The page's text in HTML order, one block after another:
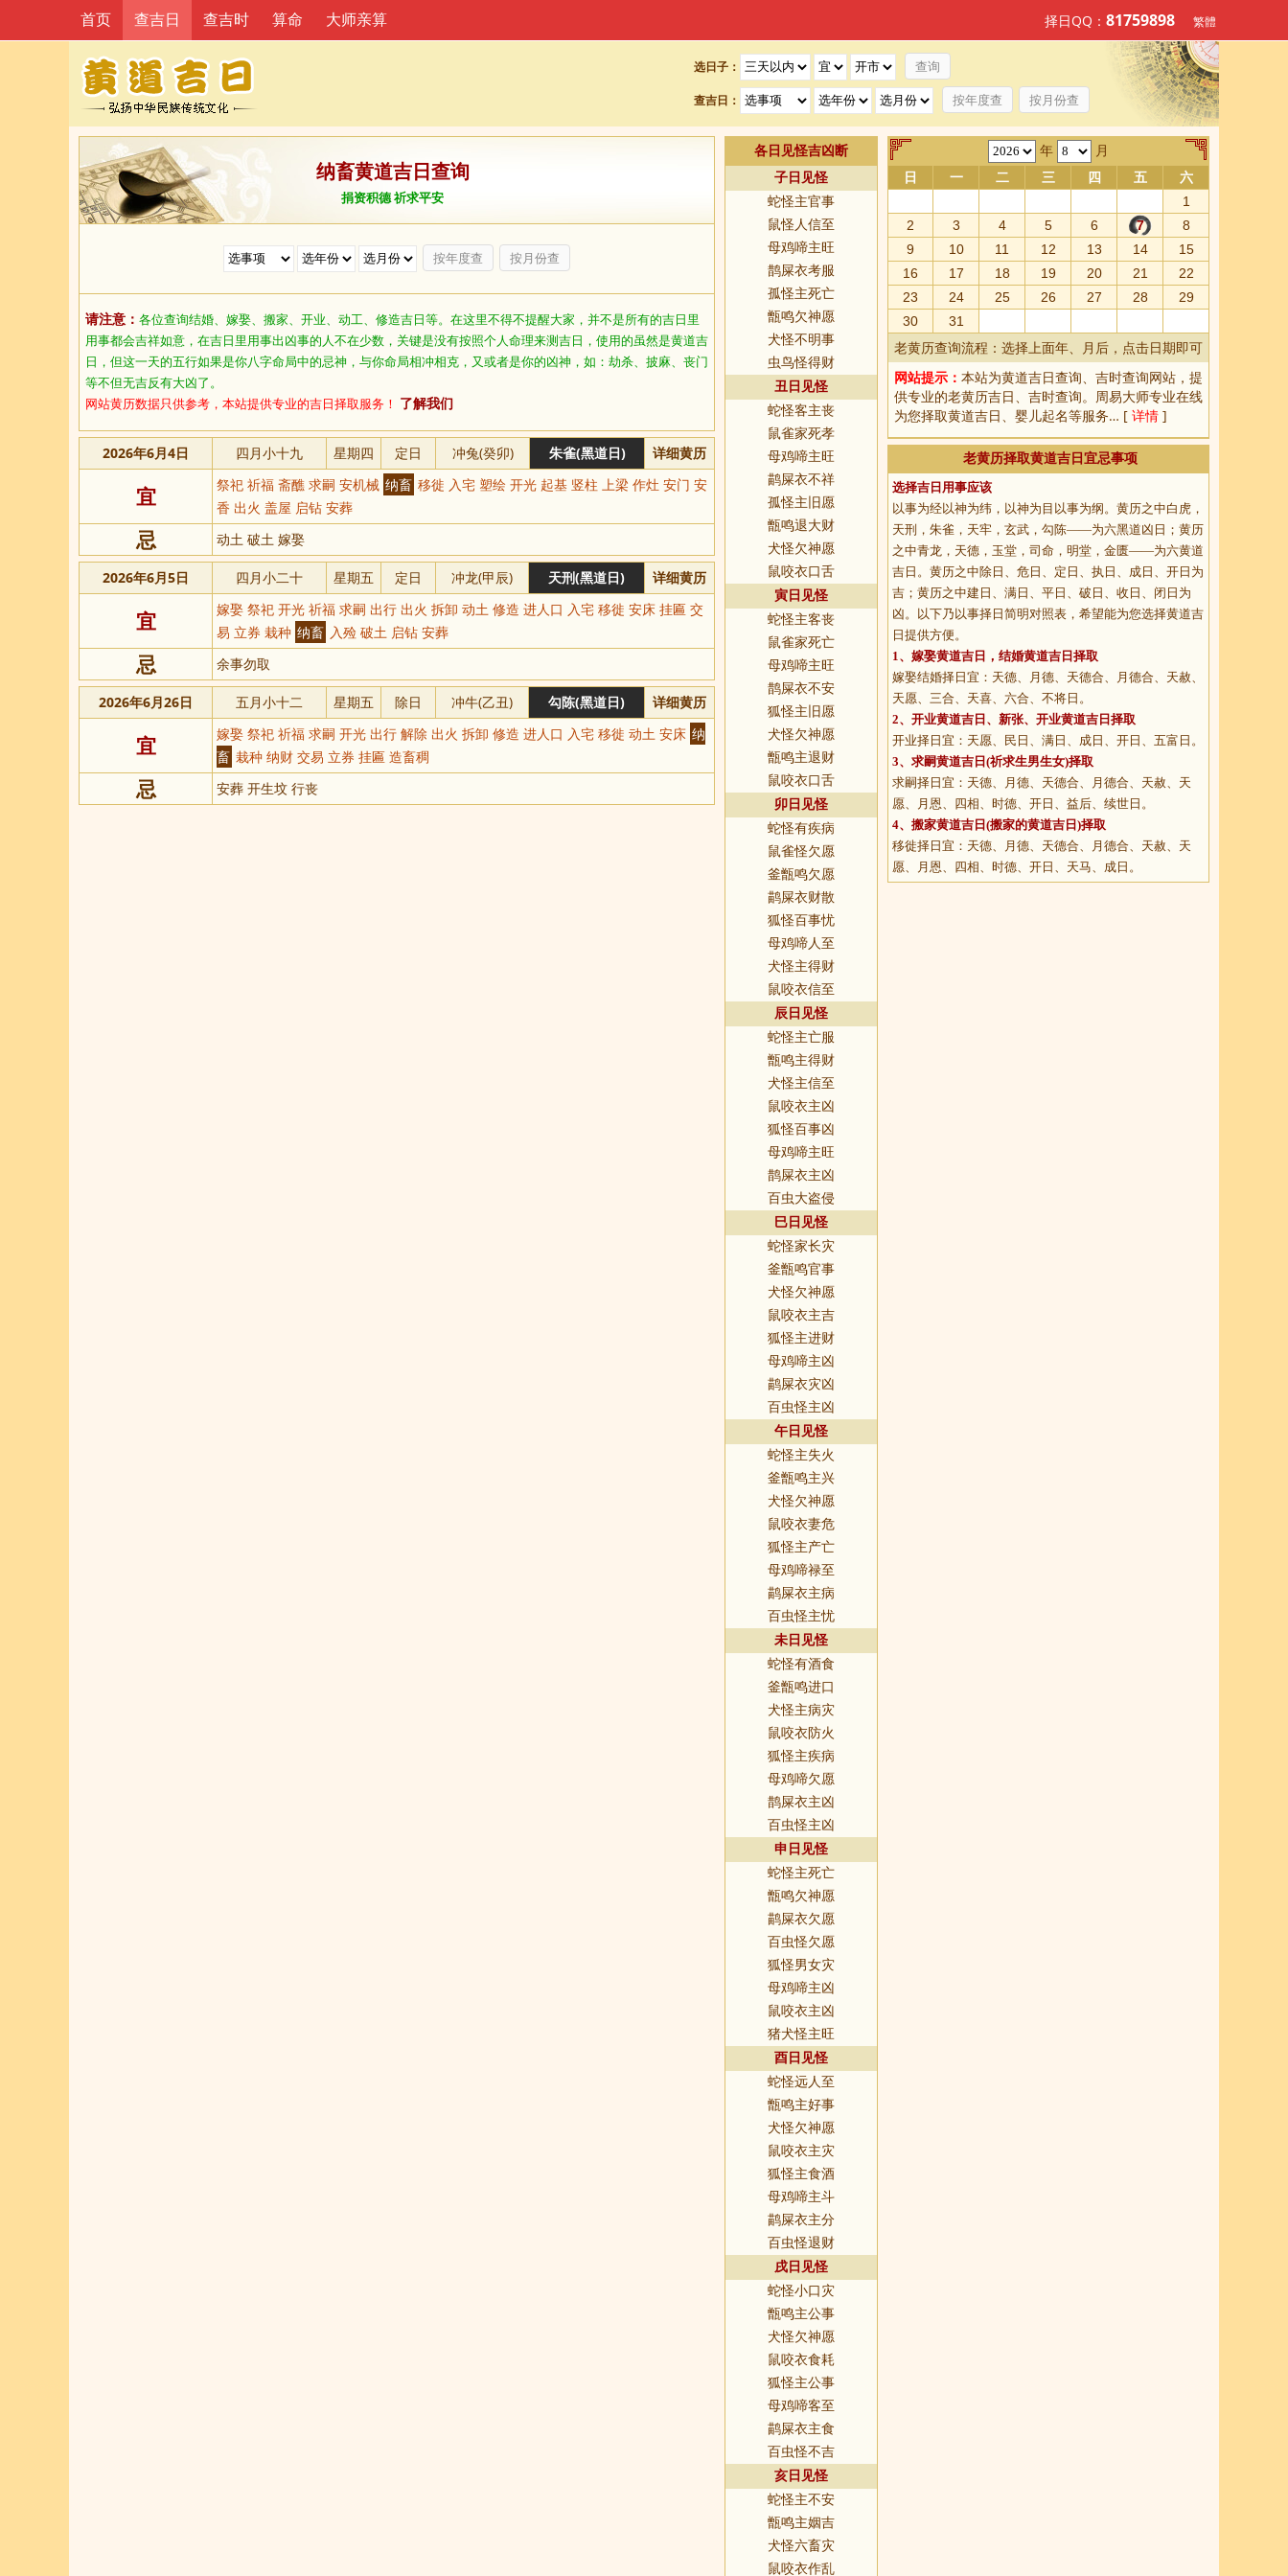
选日子：
查吉日： 按年度查 按月份查
首页 查吉日 查吉时 算命 大师亲算 择日QQ： 81759898 繁體
纳畜黄道吉日查询
捐资积德 祈求平安
按年度查 按月份查
请注意： 各位查询结婚、嫁娶、搬家、开业、动工、修造吉日等。在这里不得不提醒大家，并不是所有的吉日里
用事都会吉祥如意，在吉日里用事出凶事的人不在少数，关键是没有按照个人命理来测吉日，使用的虽然是黄道吉
日，但这一天的五行如果是你八字命局中的忌神，与你命局相冲相克，又或者是你的凶神，如：劫杀、披麻、丧门
等不但无吉反有大凶了。
网站黄历数据只供参考，本站提供专业的吉日择取服务！ 了解我们
2026年6月4日 四月小十九 星期四 定日 冲兔(癸卯) 朱雀(黑道日) 详细黄历
宜 祭祀 祈福 斋醮 求嗣 安机械 纳畜 移徙 入宅 塑绘 开光 起基 竖柱 上梁 作灶 安门 安
香 出火 盖屋 启钻 安葬
忌 动土 破土 嫁娶
2026年6月5日 四月小二十 星期五 定日 冲龙(甲辰) 天刑(黑道日) 详细黄历
宜
嫁娶 祭祀 开光 祈福 求嗣 出行 出火 拆卸 动土 修造 进人口 入宅 移徙 安床 挂匾 交
易 立券 栽种 纳畜 入殓 破土 启钻 安葬
忌 余事勿取
2026年6月26日 五月小十二 星期五 除日 冲牛(乙丑) 勾陈(黑道日) 详细黄历
宜 嫁娶 祭祀 祈福 求嗣 开光 出行 解除 出火 拆卸 修造 进人口 入宅 移徙 动土 安床 纳
畜 栽种 纳财 交易 立券 挂匾 造畜稠
忌 安葬 开生坟 行丧
各日见怪吉凶断
子日见怪
蛇怪主官事
鼠怪人信至
母鸡啼主旺
鹊屎衣考服
孤怪主死亡
甑鸣欠神愿
犬怪不明事
虫鸟怪得财
丑日见怪
蛇怪客主丧
鼠雀家死孝
母鸡啼主旺
鹋屎衣不祥
孤怪主旧愿
甑鸣退大财
犬怪欠神愿
鼠咬衣口舌
寅日见怪
蛇怪主客丧
鼠雀家死亡
母鸡啼主旺
鹊屎衣不安
狐怪主旧愿
犬怪欠神愿
甑鸣主退财
鼠咬衣口舌
卯日见怪
蛇怪有疾病
鼠雀怪欠愿
釜甑鸣欠愿
鹋屎衣财散
狐怪百事忧
母鸡啼人至
犬怪主得财
鼠咬衣信至
辰日见怪
蛇怪主亡服
甑鸣主得财
犬怪主信至
鼠咬衣主凶
狐怪百事凶
母鸡啼主旺
鹊屎衣主凶
百虫大盗侵
巳日见怪
蛇怪家长灾
釜甑鸣官事
犬怪欠神愿
鼠咬衣主吉
狐怪主进财
母鸡啼主凶
鹋屎衣灾凶
百虫怪主凶
午日见怪
蛇怪主失火
釜甑鸣主兴
犬怪欠神愿
鼠咬衣妻危
狐怪主产亡
母鸡啼禄至
鹋屎衣主病
百虫怪主忧
未日见怪
蛇怪有酒食
釜甑鸣进口
犬怪主病灾
鼠咬衣防火
狐怪主疾病
母鸡啼欠愿
鹊屎衣主凶
百虫怪主凶
申日见怪
蛇怪主死亡
甑鸣欠神愿
鹋屎衣欠愿
百虫怪欠愿
狐怪男女灾
母鸡啼主凶
鼠咬衣主凶
猪犬怪主旺
酉日见怪
蛇怪远人至
甑鸣主好事
犬怪欠神愿
鼠咬衣主灾
狐怪主食酒
母鸡啼主斗
鹋屎衣主分
百虫怪退财
戌日见怪
蛇怪小口灾
甑鸣主公事
犬怪欠神愿
鼠咬衣食耗
狐怪主公事
母鸡啼客至
鹋屎衣主食
百虫怪不吉
亥日见怪
蛇怪主不安
甑鸣主姻吉
犬怪六畜灾
鼠咬衣作乱
年 月
日 一 二 三 四 五
六
1
2
3 4 5 6 7
8
9
10 11 12 13 14
15
16
17 18 19 20 21
22
23
24 25 26 27 28
29
30
31
老黄历查询流程：选择上面年、月后，点击日期即可
网站提示： 本站为黄道吉日查询、 吉时查询网站，提
供专业的老黄历吉日、吉时查询。周易大师专业在线
为您择取黄道吉日、婴儿起名等服务… [ 详情 ]
老黄历择取黄道吉日宜忌事项
选择吉日用事应该
以事为经以神为纬，以神为目以事为纲。黄历之中白虎，
天刑，朱雀，天牢，玄武，勾陈——为六黑道凶日；黄历
之中青龙，天德，玉堂，司命，明堂，金匮——为六黄道
吉日。黄历之中除日、危日、定日、执日、成日、开日为
吉；黄历之中建日、满日、平日、破日、收日、闭日为
凶。以下乃以事择日简明对照表，希望能为您选择黄道吉
日提供方便。
1、 嫁娶黄道吉日 ，结婚黄道吉日择取
嫁娶结婚择日宜：天德、月德、天德合、月德合、天赦、
天愿、三合、天喜、六合、不将日。
2、 开业黄道吉日 、新张、开业黄道吉日择取
开业择日宜：天愿、民日、满日、成日、开日、五富日。
3、 求嗣黄道吉日 (祈求生男生女)择取
求嗣择日宜：天德、月德、天德合、月德合、天赦、天
愿、月恩、四相、时德、开日、益后、续世日。
4、 搬家黄道吉日 (搬家的黄道吉日)择取
移徙择日宜：天德、月德、天德合、月德合、天赦、天
愿、月恩、四相、时德、开日、天马、成日。